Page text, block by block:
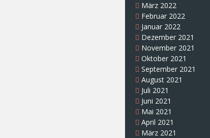
März 2022
Februar 2022
Januar 2022
Dezember 2021
November 2021
Oktober 2021
September 2021
August 2021
Juli 2021
Juni 2021
Mai 2021
April 2021
März 2021